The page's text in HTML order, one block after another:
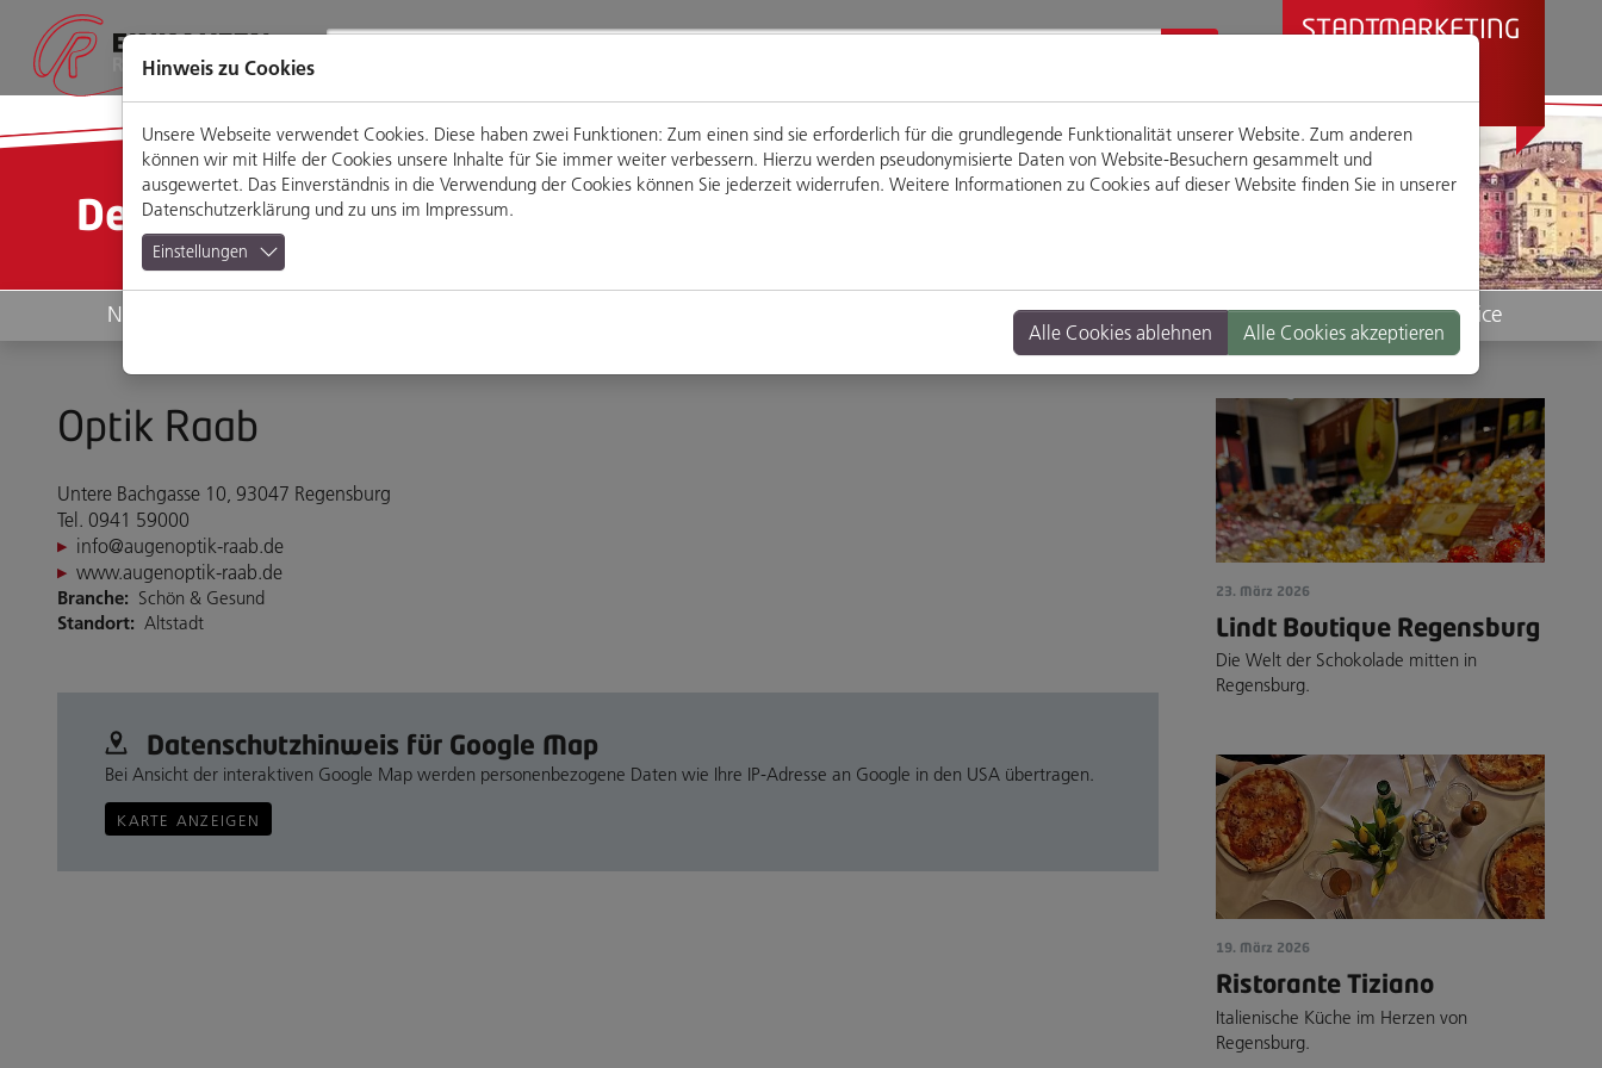
Seiteninhalt
Hauptmenü
Footermenü
Website-
Suche
STADTMARKETING
PRÄSENTIERT
Detailansicht
News Veranstaltungen Standorte Service
Optik Raab
Untere Bachgasse 10, 93047 Regensburg
Tel. 0941 59000
info@augenoptik-raab.de
www.augenoptik-raab.de
Branche: Schön & Gesund
Standort: Altstadt
Datenschutz­hinweis für Google Map
Bei Ansicht der interaktiven Google Map werden personenbezogene Daten wie Ihre IP-Adresse an Google in den USA übertragen.
KARTE ANZEIGEN
23. März 2026
Lindt Boutique Regensburg
Die Welt der Schokolade mitten in
Regensburg.
19. März 2026
Ristorante Tiziano
Italienische Küche im Herzen von
Regensburg.
Hinweis zu Cookies
Unsere Webseite verwendet Cookies. Diese haben zwei Funktionen: Zum einen sind sie erforderlich für die grundlegende Funktionalität unserer Website. Zum anderen
können wir mit Hilfe der Cookies unsere Inhalte für Sie immer weiter verbessern. Hierzu werden pseudonymisierte Daten von Website-Besuchern gesammelt und
ausgewertet. Das Einverständnis in die Verwendung der Cookies können Sie jederzeit widerrufen. Weitere Informationen zu Cookies auf dieser Website finden Sie in unserer
Datenschutzerklärung und zu uns im Impressum.
Einstellungen
Alle Cookies ablehnen Alle Cookies akzeptieren